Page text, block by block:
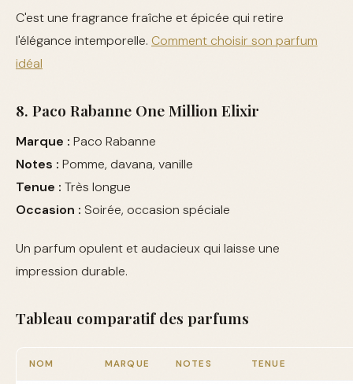
C'est une fragrance fraîche et épicée qui retire
l'élégance intemporelle. Comment choisir son parfum
idéal
8. Paco Rabanne One Million Elixir
Marque : Paco Rabanne
Notes : Pomme, davana, vanille
Tenue : Très longue
Occasion : Soirée, occasion spéciale
Un parfum opulent et audacieux qui laisse une
impression durable.
Tableau comparatif des parfums
NOM MARQUE NOTES TENUE